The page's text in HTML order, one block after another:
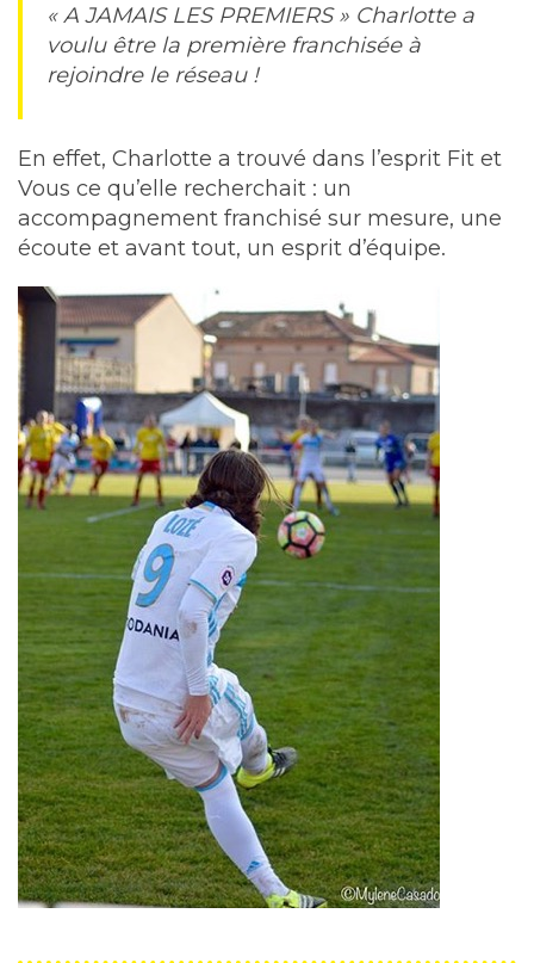
« A JAMAIS LES PREMIERS » Charlotte a
voulu être la première franchisée à
rejoindre le réseau !
En effet, Charlotte a trouvé dans l’esprit Fit et
Vous ce qu’elle recherchait : un
accompagnement franchisé sur mesure, une
écoute et avant tout, un esprit d’équipe.